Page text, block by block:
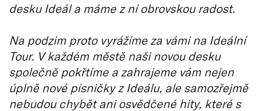
desku Ideál a máme z ní obrovskou radost.
Na podzim proto vyrážíme za vámi na Ideální
Tour. V každém městě naši novou desku
společně pokřtíme a zahrajeme vám nejen
úplně nové písničky z Ideálu, ale samozřejmě
nebudou chybět ani osvědčené hity, které s